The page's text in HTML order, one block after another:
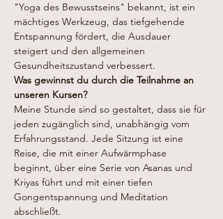
"Yoga des Bewusstseins" bekannt, ist ein
mächtiges Werkzeug, das tiefgehende
Entspannung fördert, die Ausdauer
steigert und den allgemeinen
Gesundheitszustand verbessert.
Was gewinnst du durch die Teilnahme an
unseren Kursen?
Meine Stunde sind so gestaltet, dass sie für
jeden zugänglich sind, unabhängig vom
Erfahrungsstand. Jede Sitzung ist eine
Reise, die mit einer Aufwärmphase
beginnt, über eine Serie von Asanas und
Kriyas führt und mit einer tiefen
Gongentspannung und Meditation
abschließt.